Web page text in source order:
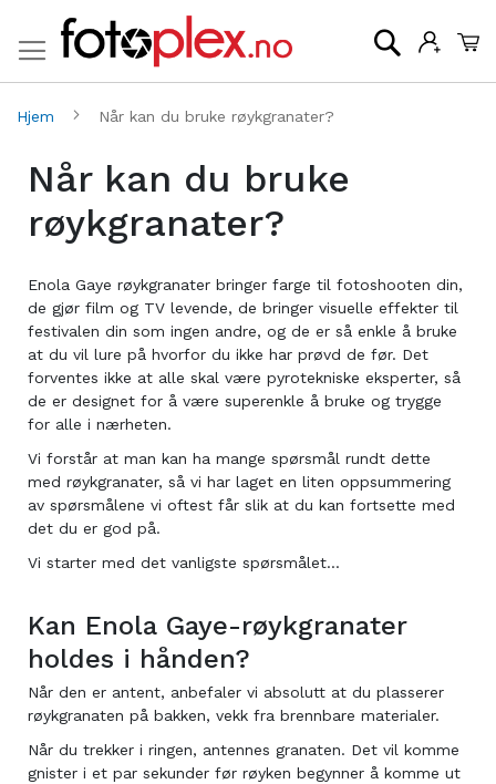
Søk
Hjem Når kan du bruke røykgranater?
Når kan du bruke
røykgranater?
Enola Gaye røykgranater bringer farge til fotoshooten din,
de gjør film og TV levende, de bringer visuelle effekter til
festivalen din som ingen andre, og de er så enkle å bruke
at du vil lure på hvorfor du ikke har prøvd de før. Det
forventes ikke at alle skal være pyrotekniske eksperter, så
de er designet for å være superenkle å bruke og trygge
for alle i nærheten.
Vi forstår at man kan ha mange spørsmål rundt dette
med røykgranater, så vi har laget en liten oppsummering
av spørsmålene vi oftest får slik at du kan fortsette med
det du er god på.
Vi starter med det vanligste spørsmålet...
Kan Enola Gaye-røykgranater
holdes i hånden?
Når den er antent, anbefaler vi absolutt at du plasserer
røykgranaten på bakken, vekk fra brennbare materialer.
Når du trekker i ringen, antennes granaten. Det vil komme
gnister i et par sekunder før røyken begynner å komme ut